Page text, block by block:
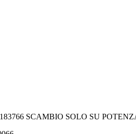
SCAMBIO SOLO SU